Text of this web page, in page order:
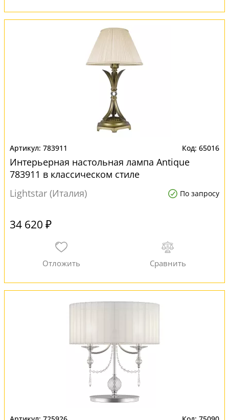
783911 65016
Интерьерная настольная лампа Antique
783911 в классическом стиле
Lightstar (Италия)
По запросу
34 620 ₽